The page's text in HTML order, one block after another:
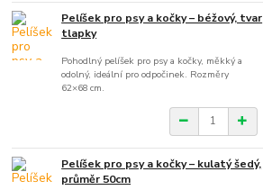
Pelíšek pro psy a kočky – béžový, tvar
tlapky
Pohodlný pelíšek pro psy a kočky, měkký a
odolný, ideální pro odpočinek. Rozměry
62×68 cm.
Pelíšek pro psy a kočky – kulatý šedý,
průměr 50cm